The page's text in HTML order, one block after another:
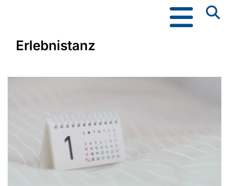
Erlebnistanz